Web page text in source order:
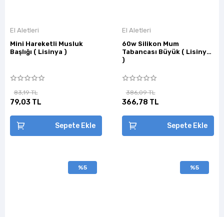
El Aletleri
Mini Hareketli Musluk
Başlığı ( Lisinya )
83,19 TL
79,03 TL
Sepete Ekle
El Aletleri
60w Silikon Mum
Tabancası Büyük ( Lisinya
)
386,09 TL
366,78 TL
Sepete Ekle
%5 %5